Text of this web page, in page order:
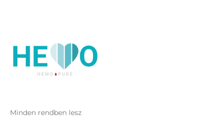
Minden rendben lesz